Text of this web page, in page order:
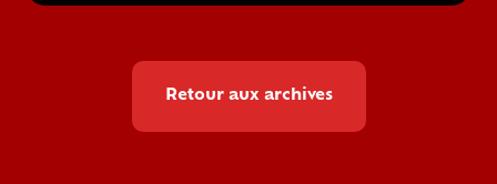
Retour aux archives